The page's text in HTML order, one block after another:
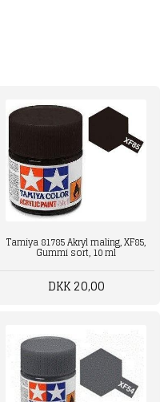
Tamiya 81785 Akryl maling, XF85,
Gummi sort, 10 ml
DKK 20,00